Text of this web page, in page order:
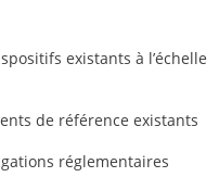
existants à l’échelle
de référence existants
réglementaires